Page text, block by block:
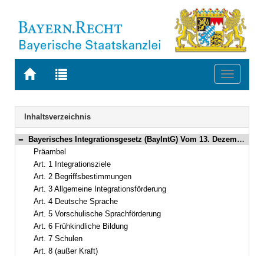
Zur
BAYERN.RECHT
Zur
letzten
Suche
Toggle
Navigation
Inhaltsverzeichnis
Bereich reduzieren
Bayerisches Integrationsgesetz (BayIntG) Vom 13. Dezember 2016 (GVBl. S. 335) BayRS 26-6-I (Art. 1–18)
Präambel
Art. 1 Integrationsziele
Art. 2 Begriffsbestimmungen
Art. 3 Allgemeine Integrationsförderung
Art. 4 Deutsche Sprache
Art. 5 Vorschulische Sprachförderung
Art. 6 Frühkindliche Bildung
Art. 7 Schulen
Art. 8 (außer Kraft)